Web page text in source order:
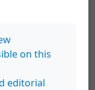
on this
editorial